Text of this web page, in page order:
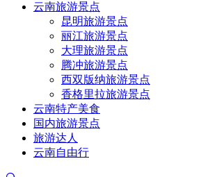
云南旅游景点
昆明旅游景点
丽江旅游景点
大理旅游景点
腾冲旅游景点
西双版纳旅游景点
香格里拉旅游景点
云南特产美食
国内旅游景点
旅游达人
云南自由行